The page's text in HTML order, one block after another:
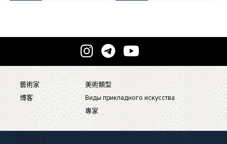
藝術家
博客
美術類型
Виды прикладного искусства
專家